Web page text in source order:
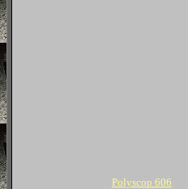
Polyscop 606